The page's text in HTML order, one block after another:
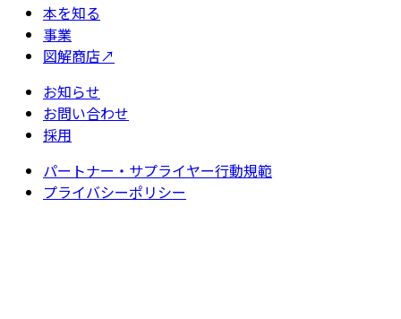
本を知る
事業
図解商店↗
お知らせ
お問い合わせ
採用
パートナー・サプライヤー行動規範
プライバシーポリシー